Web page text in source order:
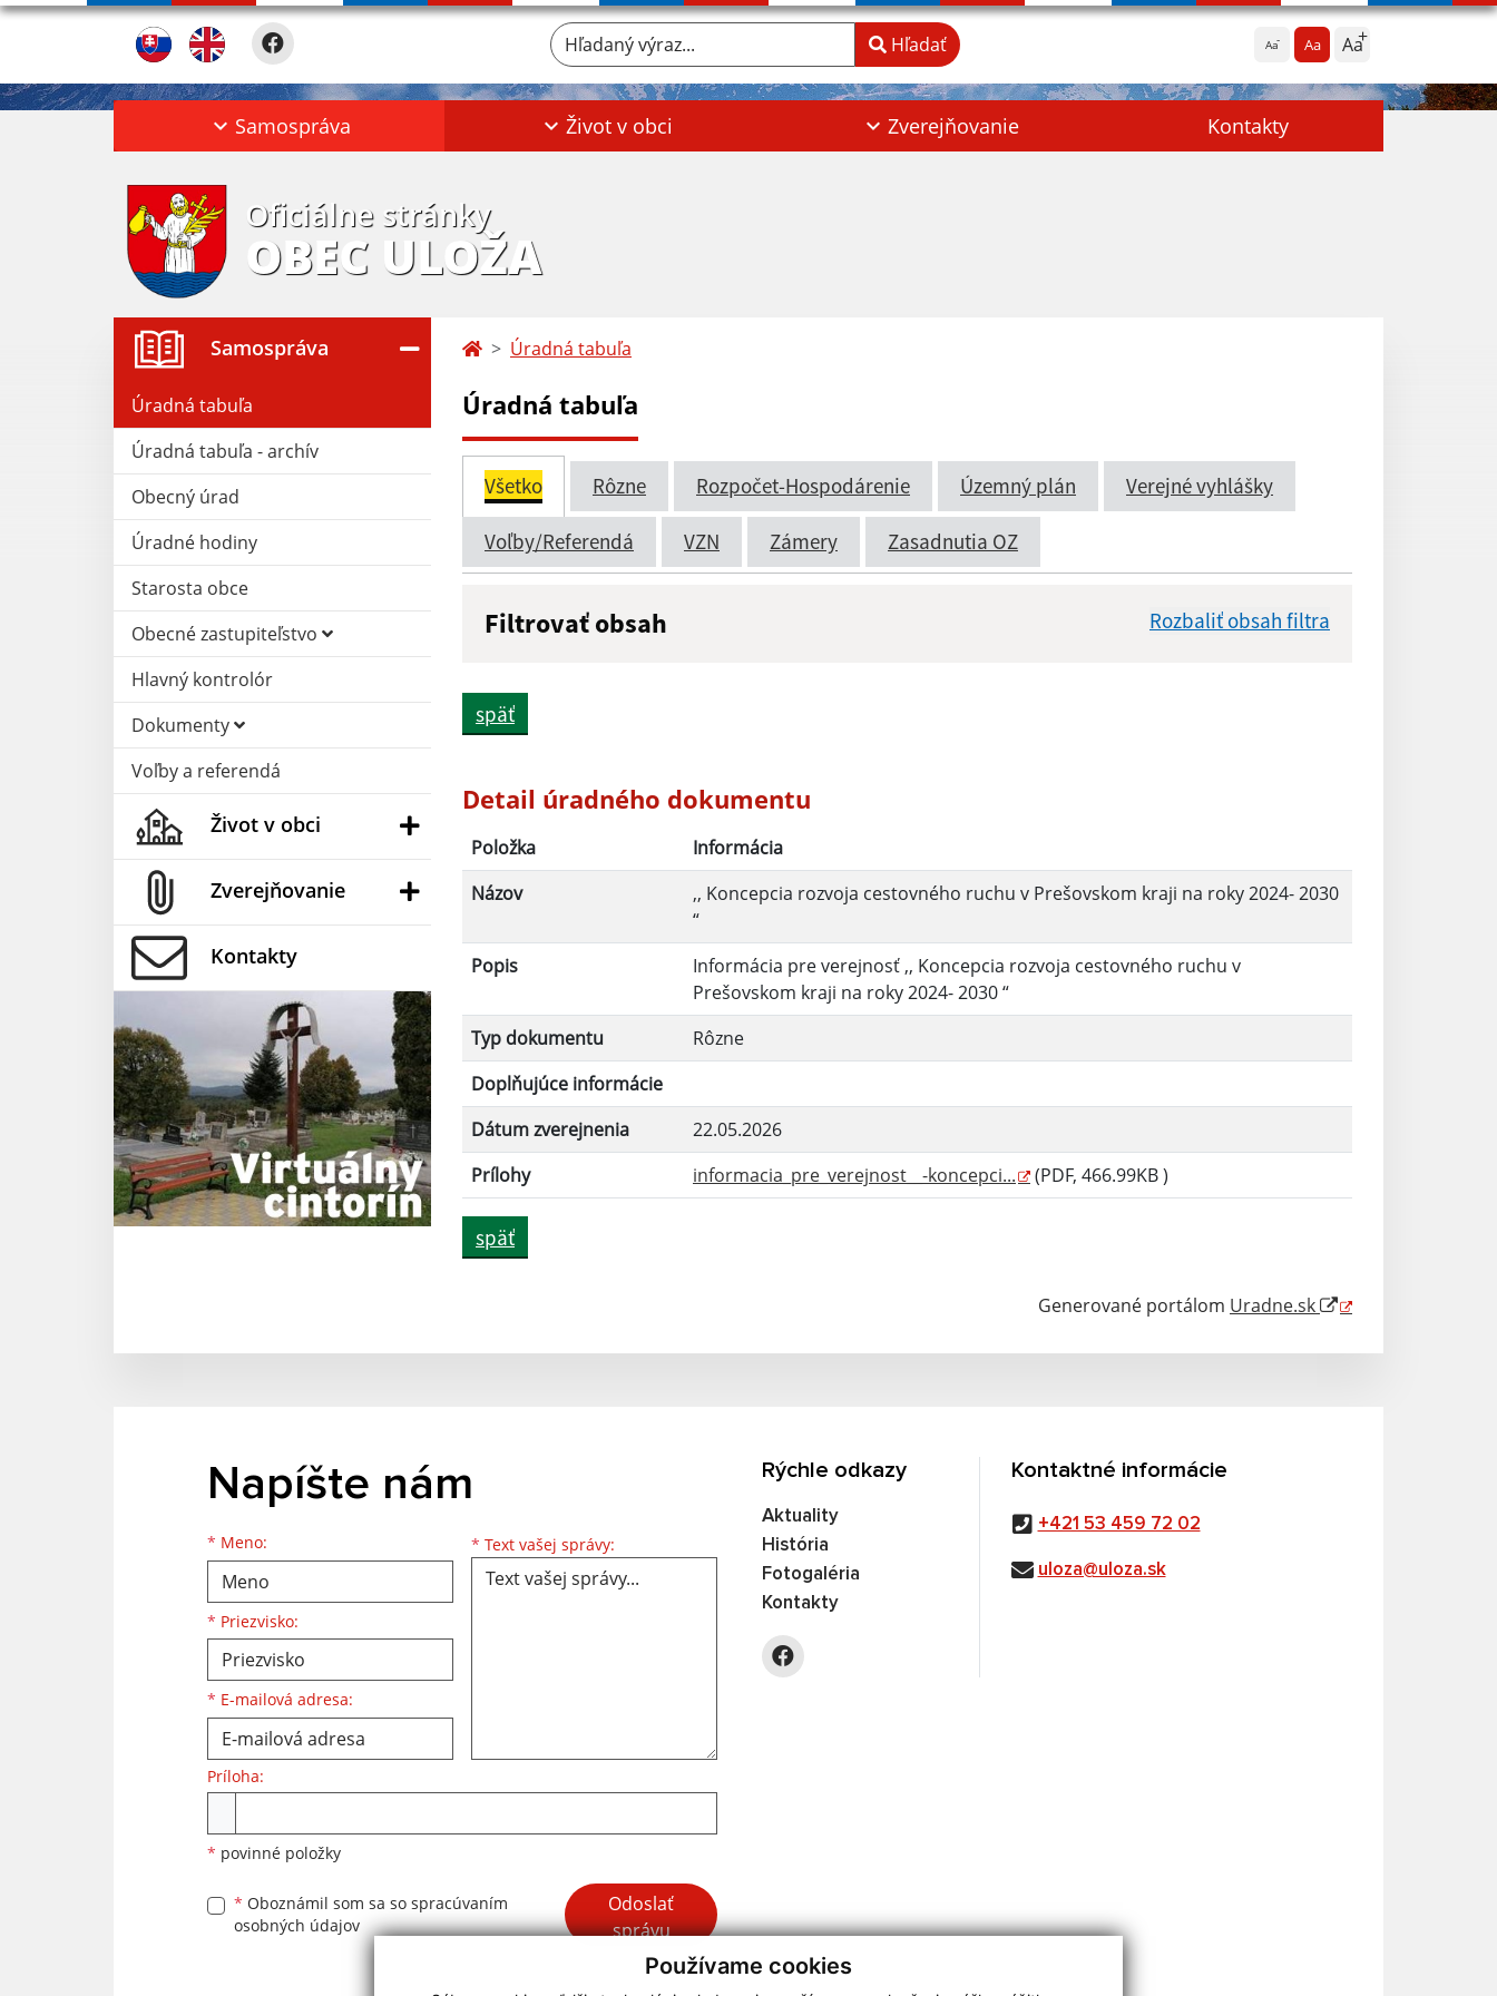
Používame cookies
Aa Aa Aa
Hľadaný výraz... Hľadať
Samospráva Život v obci Zverejňovanie Kontakty
Oficiálne stránky
OBEC ULOŽA
Samospráva
Úradná tabuľa
Úradná tabuľa - archív
Obecný úrad
Úradné hodiny
Starosta obce
Obecné zastupiteľstvo
Hlavný kontrolór
Dokumenty
Voľby a referendá
Život v obci
Zverejňovanie
Kontakty
Úradná tabuľa
Úradná tabuľa
Všetko Rôzne Rozpočet-Hospodárenie Územný plán Verejné vyhlášky
Voľby/Referendá VZN Zámery Zasadnutia OZ
Filtrovať obsah Rozbaliť obsah filtra
Filtrovať Reset
späť
Detail úradného dokumentu
Položka
Informácia
Názov
,, Koncepcia rozvoja cestovného ruchu v Prešovskom kraji na roky 2024- 2030
“
Popis
Informácia pre verejnosť ,, Koncepcia rozvoja cestovného ruchu v
Prešovskom kraji na roky 2024- 2030 “
Typ dokumentu
Rôzne
Doplňujúce informácie
Dátum zverejnenia
22.05.2026
Prílohy
informacia_pre_verejnost__-koncepci... (PDF, 466.99KB )
späť
Generované portálom Uradne.sk
Napíšte nám
* Meno:
Meno
* Priezvisko:
Priezvisko
* E-mailová adresa:
E-mailová adresa * Text vašej správy: Text vašej správy...
Príloha:
* povinné položky
* Oboznámil som sa so spracúvaním
osobných údajov
Google reCaptcha Response
Odoslať
správu
Rýchle odkazy
Aktuality
História
Fotogaléria
Kontakty
Kontaktné informácie
+421 53 459 72 02
uloza@uloza.sk